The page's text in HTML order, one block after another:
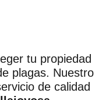
tu propiedad
plagas. Nuestro
de calidad